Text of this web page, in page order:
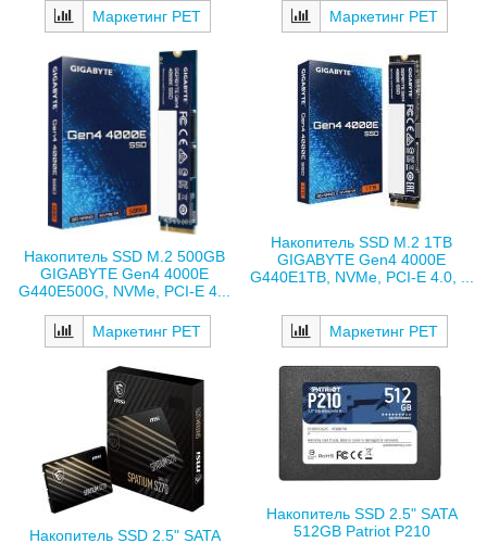
Маркетинг РЕТ Маркетинг РЕТ
Накопитель SSD M.2 500GB
GIGABYTE Gen4 4000E
G440E500G, NVMe, PCI-E 4...
Маркетинг РЕТ
Накопитель SSD M.2 1TB
GIGABYTE Gen4 4000E
G440E1TB, NVMe, PCI-E 4.0, ...
Маркетинг РЕТ
Накопитель SSD 2.5" SATA
Накопитель SSD 2.5" SATA
512GB Patriot P210